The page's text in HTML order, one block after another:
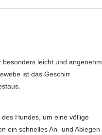
besonders leicht und angenehm
ist das Geschirr
Hundes, um eine völlige
ein schnelles An- und Ablegen